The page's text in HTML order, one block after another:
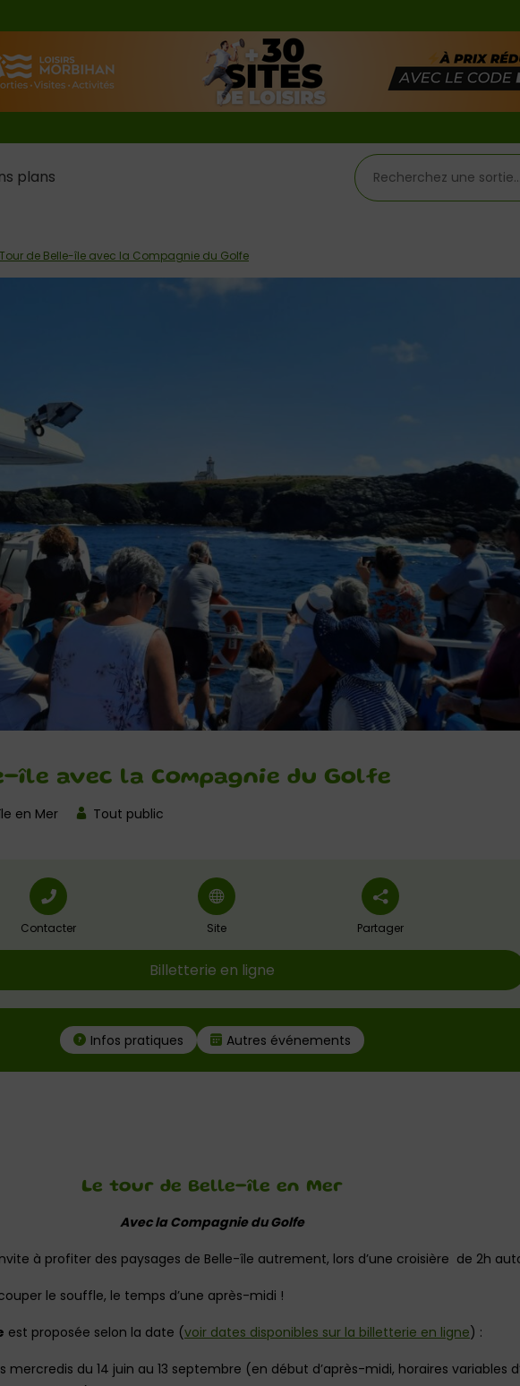
plans
île avec la Compagnie du Golfe
en Mer Tout public
Tour de Belle-île avec la Compagnie du Golfe
Contacter Site Partager
Billetterie en ligne
Infos pratiques Autres événements
Le tour de Belle-île en Mer
Avec la Compagnie du Golfe
à profiter des paysages de Belle-île autrement, lors d’une croisière de 2h
le souffle, le temps d’une après-midi !
est proposée selon la date (voir dates disponibles sur la billetterie en ligne) :
mercredis du 14 juin au 13 septembre (en début d’après-midi, horaires variables